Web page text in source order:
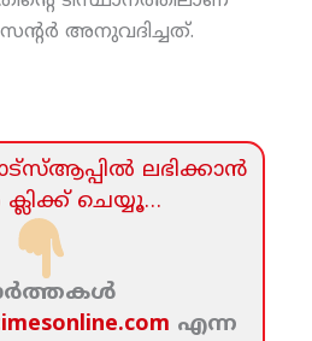
അനുവദിച്ചത്.
ലഭിക്കാന്‍
ക്ലിക്ക്‌ ചെയ്യൂ…
എന്ന